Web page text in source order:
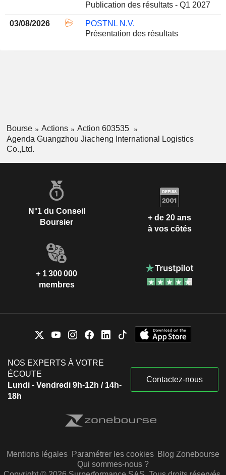
Publication des résultats - Q1 2027
03/08/2026
POSTNL N.V.
Présentation des résultats
Bourse Actions
Action 603535
Agenda Guangzhou Jiacheng International Logistics
Co.,Ltd.
N°1 du Conseil
Boursier
+ de 20 ans
à vos côtés
+ 1 300 000
membres
NOS EXPERTS À VOTRE
ÉCOUTE
Lundi - Vendredi 9h-12h / 14h-
18h
Contactez-nous
Mentions légales Paramétrer les cookies Blog Zonebourse
Qui sommes-nous ?